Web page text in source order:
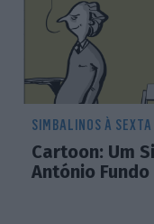
SIMBALINOS À SEXTA
Cartoon: Um
António Fundo